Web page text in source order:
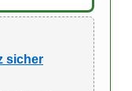
sicher